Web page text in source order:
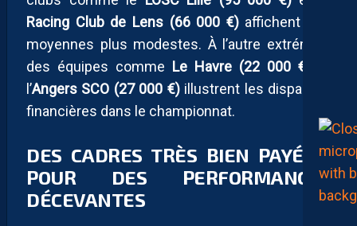
Racing Club de Lens (66 000 €) affichent des
moyennes plus modestes. À l’autre extrémité,
des équipes comme Le Havre (22 000 €)
l’Angers SCO (27 000 €)illustrent les disparités
financières dans le championnat.
DES CADRES TRÈS BIEN PAYÉS…
POUR DES PERFORMANCES
DÉCEVANTES